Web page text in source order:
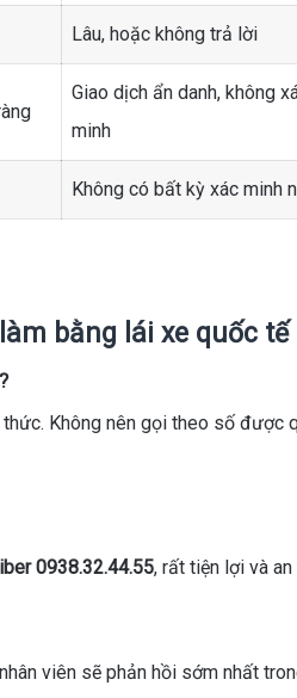
Lâu, hoặc không trả lời
Giao dịch ẩn danh, không
minh
Không có bất kỳ xác minh
bằng lái xe quốc tế
Không nên gọi theo số được
0938.32.44.55, rất tiện lợi và an
viên sẽ phản hồi sớm nhất